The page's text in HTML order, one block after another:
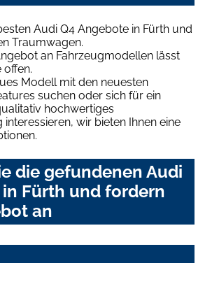
Audi Q4 Angebote in Fürth und
Traumwagen.
an Fahrzeugmodellen lässt
offen.
Modell mit den neuesten
suchen oder sich für ein
hochwertiges
wir bieten Ihnen eine
die gefundenen Audi
Fürth und fordern
an